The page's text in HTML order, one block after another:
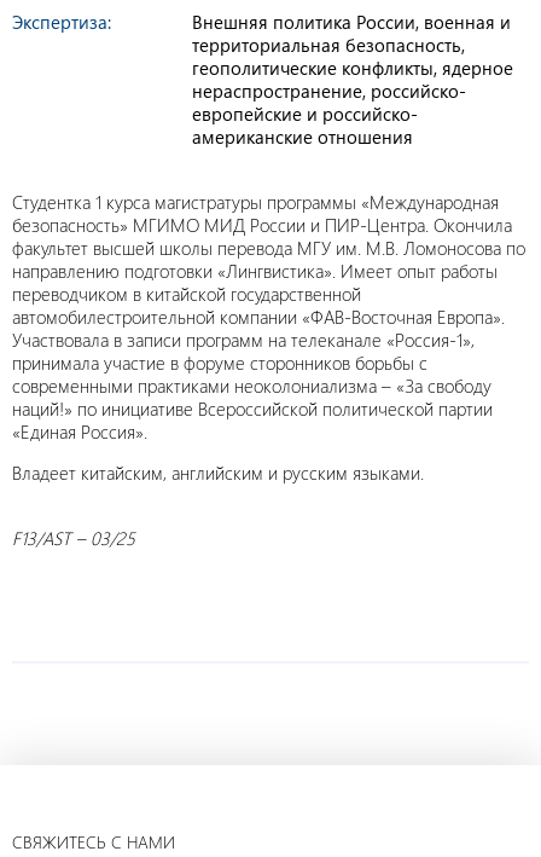
Экспертиза:
Внешняя политика России, военная и
территориальная безопасность,
геополитические конфликты, ядерное
нераспространение, российско-
европейские и российско-
американские отношения
Студентка 1 курса магистратуры программы «Международная
безопасность» МГИМО МИД России и ПИР-Центра. Окончила
факультет высшей школы перевода МГУ им. М.В. Ломоносова по
направлению подготовки «Лингвистика». Имеет опыт работы
переводчиком в китайской государственной
автомобилестроительной компании «ФАВ-Восточная Европа».
Участвовала в записи программ на телеканале «Россия-1»,
принимала участие в форуме сторонников борьбы с
современными практиками неоколониализма – «За свободу
наций!» по инициативе Всероссийской политической партии
«Единая Россия».
Владеет китайским, английским и русским языками.
F13/AST – 03/25
СВЯЖИТЕСЬ С НАМИ